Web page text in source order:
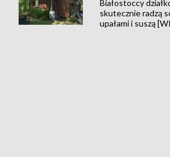
Białostoccy
skutecznie radzą
upałami i suszą